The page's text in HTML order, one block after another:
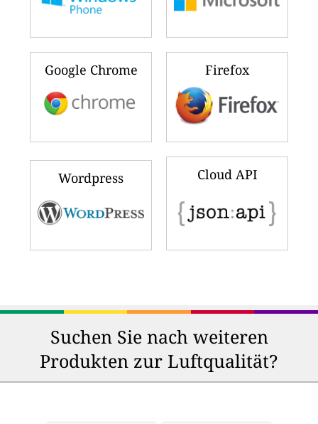
Google Chrome Firefox
Wordpress Cloud API
Suchen Sie nach weiteren
Produkten zur Luftqualität?